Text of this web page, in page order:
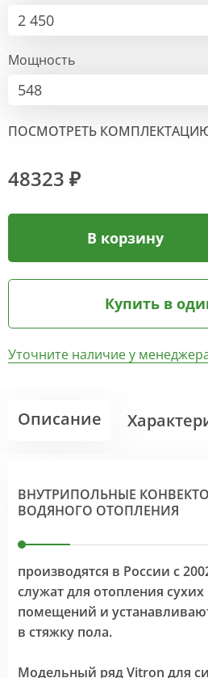
2 450
Мощность
548
ПОСМОТРЕТЬ
48323 ₽
В корзину
Купить в
Уточните наличие у
Описание
ВНУТРИПОЛЬНЫЕ
ВОДЯНОГО ОТОПЛЕНИЯ
производятся в России с
служат для отопления
помещений и
в стяжку пола.
Модельный ряд Vitron для